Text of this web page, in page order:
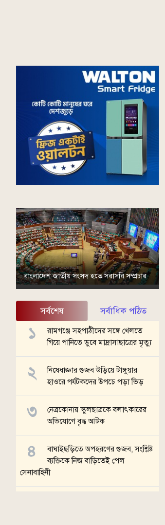
বাংলাদেশ জাতীয় সংসদ হতে সরাসরি সম্প্রচার
সর্বশেষ সর্বাধিক পঠিত
রামগঞ্জে সহপাঠীদের সঙ্গে খেলতে
গিয়ে পানিতে ডুবে মাদ্রাসাছাত্রের মৃত্যু
নিষেধাজ্ঞার গুজব উড়িয়ে টাঙ্গুয়ার
হাওরে পর্যটকদের উপচে পড়া ভিড়
নেত্রকোনায় স্কুলছাত্রকে বলাৎকারের
অভিযোগে বৃদ্ধ আটক
বাঘাইছড়িতে অপহরণের গুজব, সংশ্লিষ্ট
ব্যক্তিকে নিজ বাড়িতেই পেল
সেনাবাহিনী